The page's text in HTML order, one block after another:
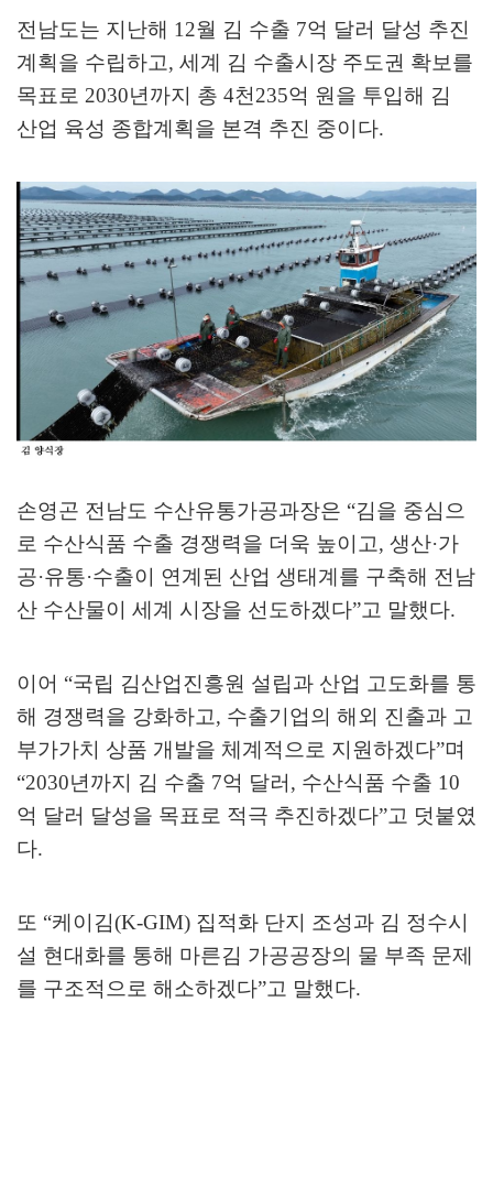
전남도는 지난해 12월 김 수출 7억 달러 달성 추진
계획을 수립하고, 세계 김 수출시장 주도권 확보를
목표로 2030년까지 총 4천235억 원을 투입해 김
산업 육성 종합계획을 본격 추진 중이다.
손영곤 전남도 수산유통가공과장은 “김을 중심으
로 수산식품 수출 경쟁력을 더욱 높이고, 생산·가
공·유통·수출이 연계된 산업 생태계를 구축해 전남
산 수산물이 세계 시장을 선도하겠다”고 말했다.
이어 “국립 김산업진흥원 설립과 산업 고도화를 통
해 경쟁력을 강화하고, 수출기업의 해외 진출과 고
부가가치 상품 개발을 체계적으로 지원하겠다”며
“2030년까지 김 수출 7억 달러 , 수산식품 수출 10
억 달러 달성을 목표로 적극 추진하겠다”고 덧붙였
다.
또 “케이김(K-GIM) 집적화 단지 조성과 김 정수시
설 현대화를 통해 마른김 가공공장의 물 부족 문제
를 구조적으로 해소하겠다”고 말했다.